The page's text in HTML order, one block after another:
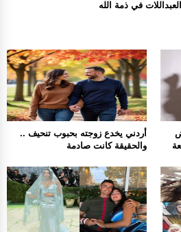
في ذمة الله
أردني يخدع زوجته بحبوب تنحيف ..
والحقيقة كانت صادمة